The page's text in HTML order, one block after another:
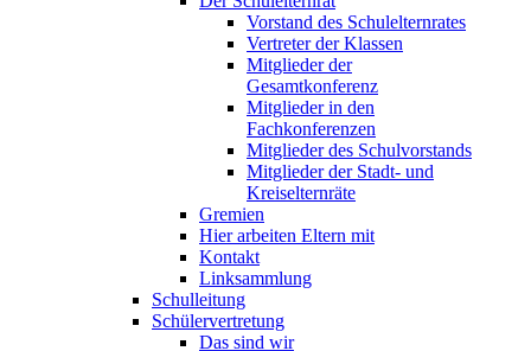
Vorstand des Schulelternrates
Vertreter der Klassen
Mitglieder der
Gesamtkonferenz
Mitglieder in den
Fachkonferenzen
Mitglieder des Schulvorstands
Mitglieder der Stadt- und
Kreiselternräte
Gremien
Hier arbeiten Eltern mit
Kontakt
Linksammlung
Schulleitung
Schülervertretung
Das sind wir